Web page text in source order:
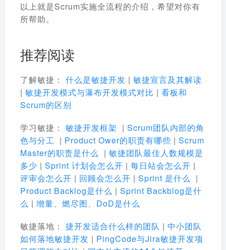
以上就是Scrum实施全流程的介绍，希望对你有
所帮助。
推荐阅读
了解敏捷 ： 什么是敏捷开发 | 敏捷宣言及其解读
| 敏捷开发模式与瀑布开发模式对比 | 看板和
Scrum的区别
学习敏捷： 敏捷开发框架 | Scrum团队内部的角
色与分工 | Product Ower的职责有哪些 | Scrum
Master的职责是什么 | 敏捷团队最佳人数规模是
多少 | Sprint 计划会怎么开 | 每日站会怎么开 |
评审会怎么开 | 回顾会怎么开 | Sprint 是什么 |
Product Backlog是什么 | Sprint Backblog是什
么 | 增量、燃尽图、DoD是什么
敏捷落地 ： 捷开发适合什么样的团队 | 中小团队
如何落地敏捷开发 | PingCode与Jira敏捷开发项